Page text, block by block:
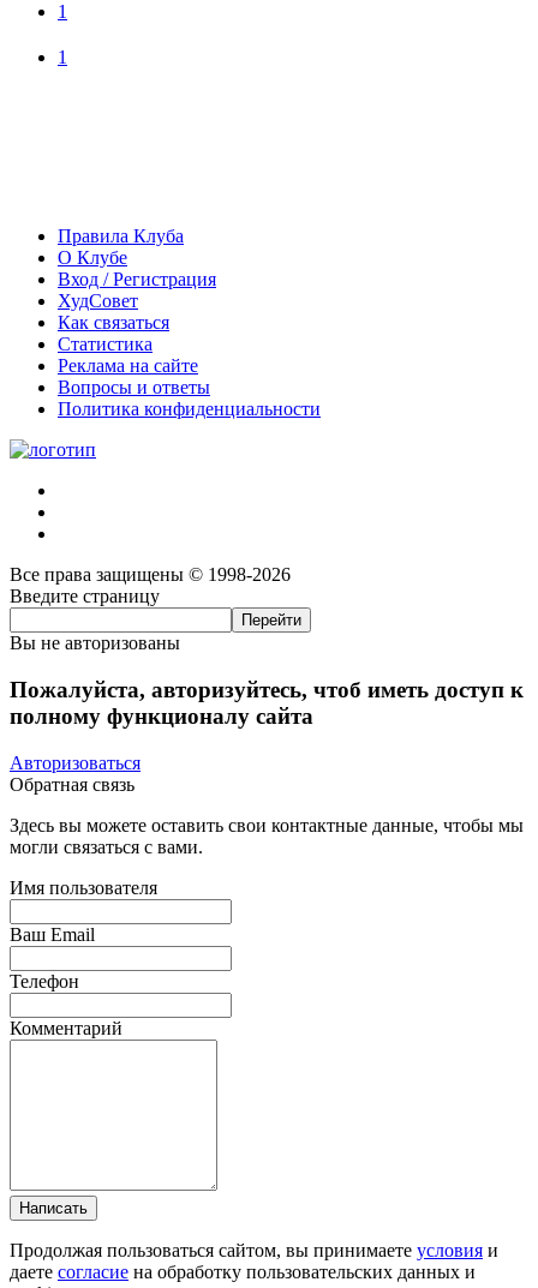
1
1
Правила Клуба
О Клубе
Вход / Регистрация
ХудСовет
Как связаться
Статистика
Реклама на сайте
Вопросы и ответы
Политика конфиденциальности
Все права защищены © 1998-2026
Введите страницу
Вы не авторизованы
Пожалуйста, авторизуйтесь, чтоб иметь доступ к
полному функционалу сайта
Авторизоваться
Обратная связь
Здесь вы можете оставить свои контактные данные, чтобы мы
могли связаться с вами.
Имя пользователя
Ваш Email
Телефон
Комментарий
Написать
Продолжая пользоваться сайтом, вы принимаете условия и
даете согласие на обработку пользовательских данных и